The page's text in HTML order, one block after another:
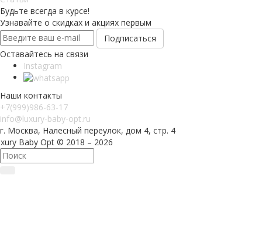
Будьте всегда в курсе!
Узнавайте о скидках и акциях первым
Оставайтесь на связи
Instagram
Наши контакты
+7(999)986-63-17
info@luxury-baby-opt.ru
г. Москва, Налесный переулок, дом 4, стр. 4
Baby Opt © 2018 – 2026